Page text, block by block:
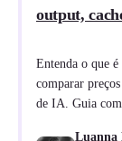
output,
Entenda o que
comparar
de IA. Guia
Luanna